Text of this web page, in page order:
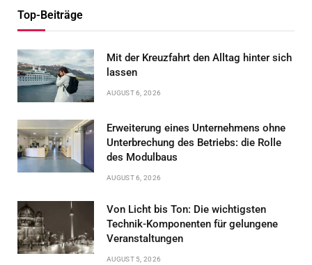
Top-Beiträge
Mit der Kreuzfahrt den Alltag hinter sich
lassen
AUGUST 6, 2026
Erweiterung eines Unternehmens ohne
Unterbrechung des Betriebs: die Rolle
des Modulbaus
AUGUST 6, 2026
Von Licht bis Ton: Die wichtigsten
Technik-Komponenten für gelungene
Veranstaltungen
AUGUST 5, 2026